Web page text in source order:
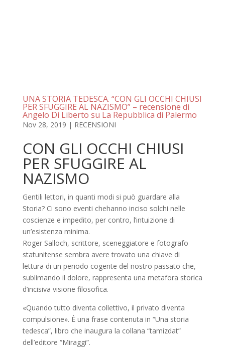
UNA STORIA TEDESCA. “CON GLI OCCHI CHIUSI
PER SFUGGIRE AL NAZISMO” – recensione di
Angelo Di Liberto su La Repubblica di Palermo
Nov 28, 2019 | RECENSIONI
CON GLI OCCHI CHIUSI
PER SFUGGIRE AL
NAZISMO
Gentili lettori, in quanti modi si può guardare alla
Storia? Ci sono eventi chehanno inciso solchi nelle
coscienze e impedito, per contro, l’intuizione di
un’esistenza minima.
Roger Salloch, scrittore, sceneggiatore e fotografo
statunitense sembra avere trovato una chiave di
lettura di un periodo cogente del nostro passato che,
sublimando il dolore, rappresenta una metafora storica
d’incisiva visione filosofica.
«Quando tutto diventa collettivo, il privato diventa
compulsione». È una frase contenuta in “Una storia
tedesca”, libro che inaugura la collana “tamizdat”
dell’editore “Miraggi”.